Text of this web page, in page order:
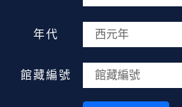
年代
館藏編號